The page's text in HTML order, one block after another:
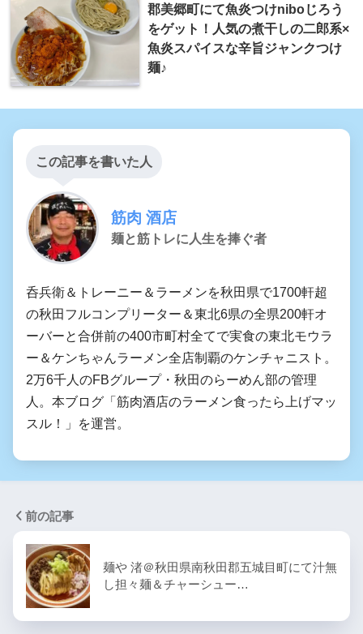
郡美郷町にて魚炎つけniboじろう
をゲット！人気の煮干しの二郎系×
魚炎スパイスな辛旨ジャンクつけ
麺♪
この記事を書いた人
筋肉 酒店
麺と筋トレに人生を捧ぐ者
呑兵衛＆トレーニー＆ラーメンを秋田県で1700軒超
の秋田フルコンプリーター＆東北6県の全県200軒オ
ーバーと合併前の400市町村全てで実食の東北モウラ
ー＆ケンちゃんラーメン全店制覇のケンチャニスト。
2万6千人のFBグループ・秋田のらーめん部の管理
人。本ブログ「筋肉酒店のラーメン食ったら上げマッ
スル！」を運営。
前の記事
麺や 渚＠秋田県南秋田郡五城目町にて汁無
し担々麺＆チャーシュー…